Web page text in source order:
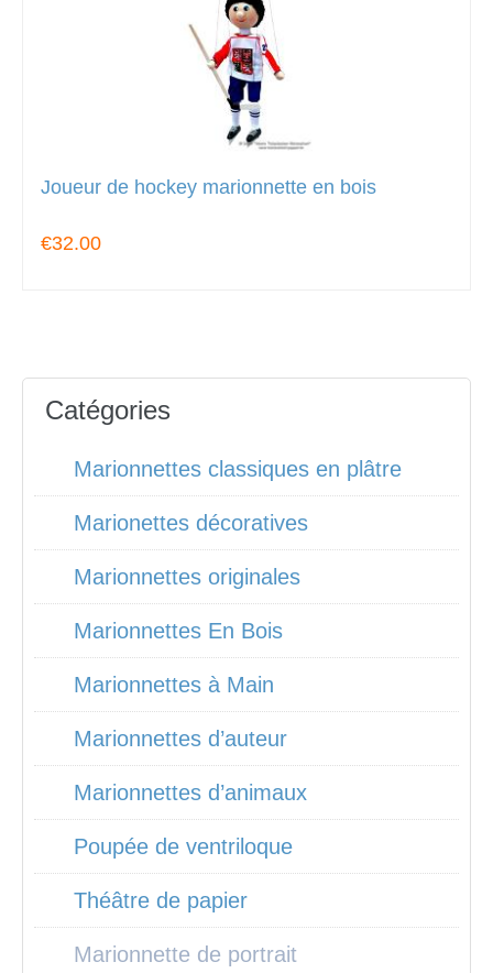
Joueur de hockey marionnette en bois
€32.00
Catégories
Marionnettes classiques en plâtre
Marionettes décoratives
Marionnettes originales
Marionnettes En Bois
Marionnettes à Main
Marionnettes d’auteur
Marionnettes d’animaux
Poupée de ventriloque
Théâtre de papier
Marionnette de portrait